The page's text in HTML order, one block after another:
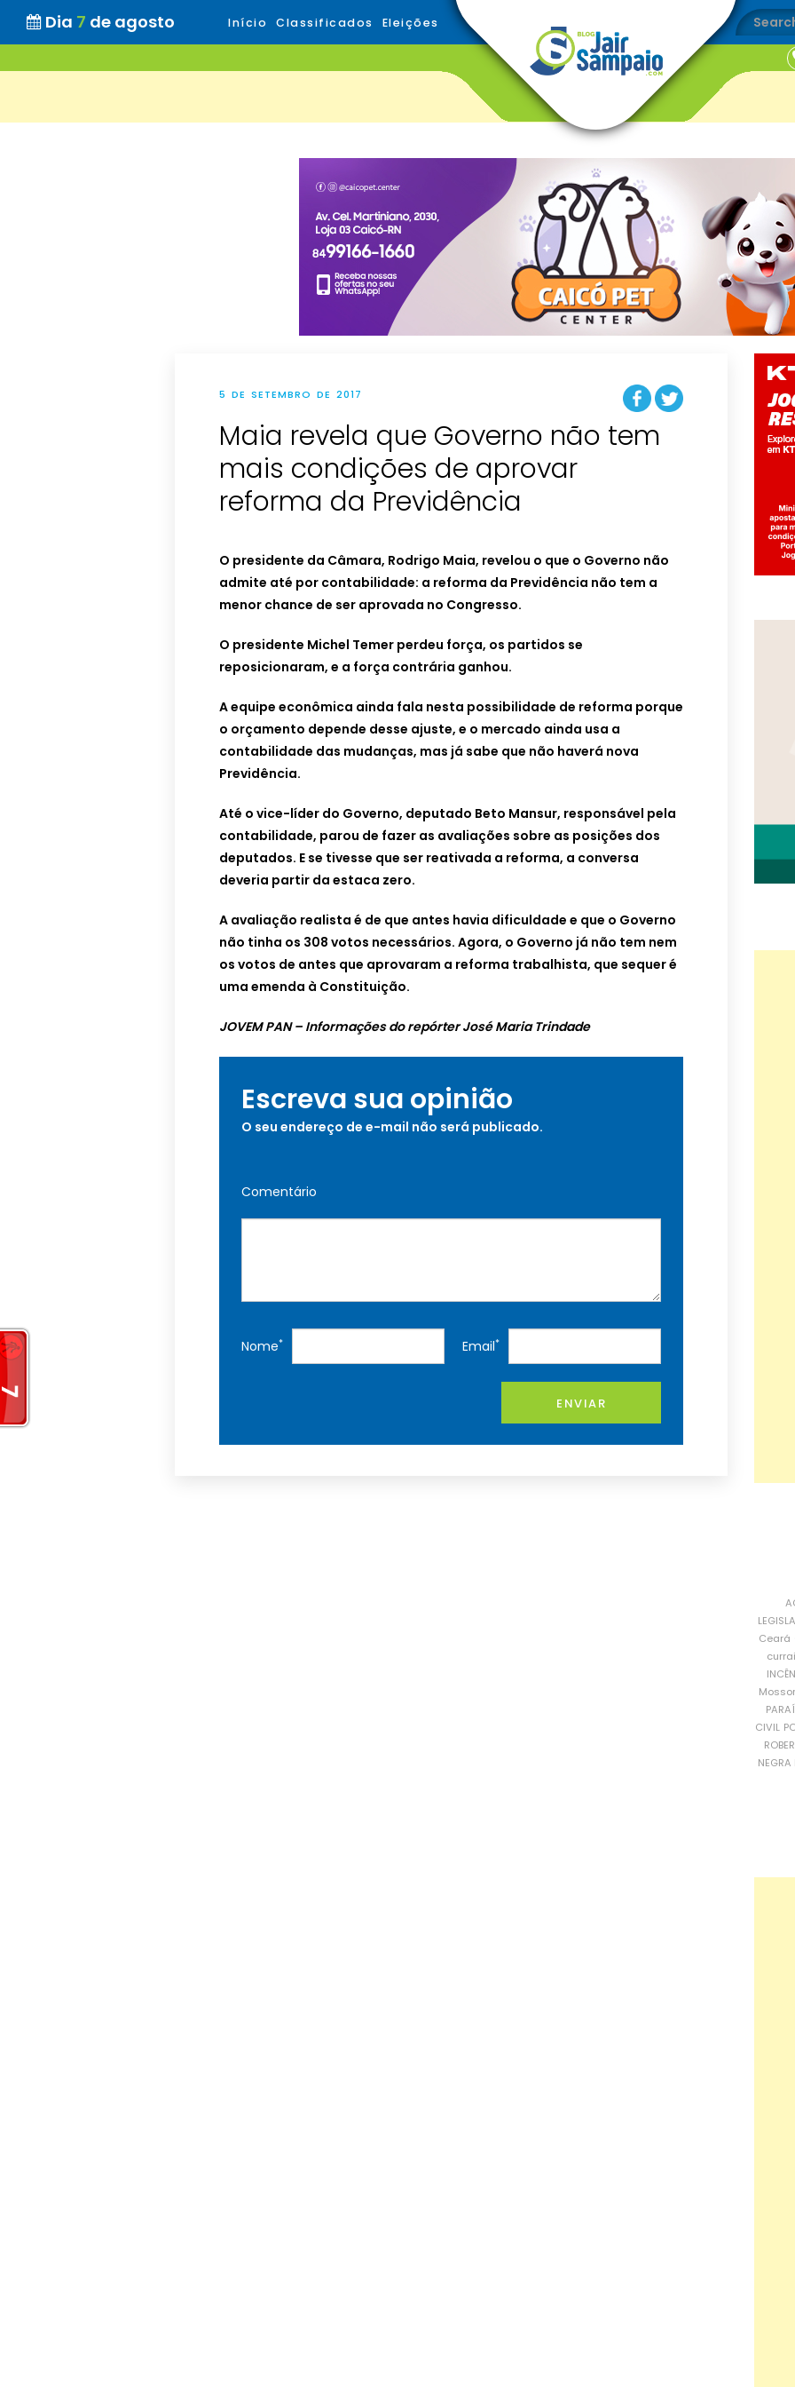
Dia 7 de agosto Início Classificados Eleições
5 DE SETEMBRO DE 2017
Maia revela que Governo não tem
mais condições de aprovar
reforma da Previdência
O presidente da Câmara, Rodrigo Maia, revelou o que o Governo não
admite até por contabilidade: a reforma da Previdência não tem a
menor chance de ser aprovada no Congresso.
O presidente Michel Temer perdeu força, os partidos se
reposicionaram, e a força contrária ganhou.
A equipe econômica ainda fala nesta possibilidade de reforma porque
o orçamento depende desse ajuste, e o mercado ainda usa a
contabilidade das mudanças, mas já sabe que não haverá nova
Previdência.
Até o vice-líder do Governo, deputado Beto Mansur, responsável pela
contabilidade, parou de fazer as avaliações sobre as posições dos
deputados. E se tivesse que ser reativada a reforma, a conversa
deveria partir da estaca zero.
A avaliação realista é de que antes havia dificuldade e que o Governo
não tinha os 308 votos necessários. Agora, o Governo já não tem nem
os votos de antes que aprovaram a reforma trabalhista, que sequer é
uma emenda à Constituição.
JOVEM PAN – Informações do repórter José Maria Trindade
Escreva sua opinião
O seu endereço de e-mail não será publicado.
Comentário
Nome* Email*
ENVIAR
Ceará
CIVIL
NEGRA